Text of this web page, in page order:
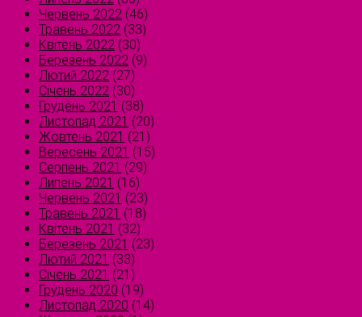
Червень 2022 (46)
Травень 2022 (33)
Квітень 2022 (30)
Березень 2022 (9)
Лютий 2022 (27)
Січень 2022 (30)
Грудень 2021 (38)
Листопад 2021 (20)
Жовтень 2021 (21)
Вересень 2021 (15)
Серпень 2021 (29)
Липень 2021 (16)
Червень 2021 (23)
Травень 2021 (18)
Квітень 2021 (32)
Березень 2021 (23)
Лютий 2021 (33)
Січень 2021 (21)
Грудень 2020 (19)
Листопад 2020 (14)